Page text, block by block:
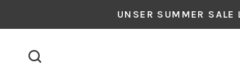
UNSER SUMMER SALE